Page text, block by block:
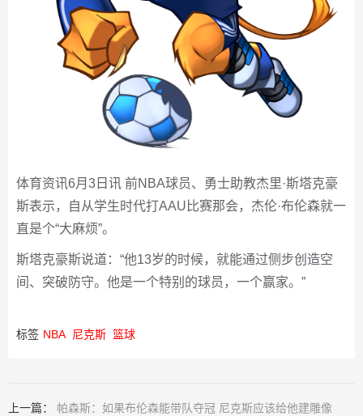
体育资讯6月3日讯 前NBA球员、勇士助教杰里·斯塔克豪
斯表示，自从学生时代打AAU比赛那会，杰伦·布伦森就一
直是个“大麻烦”。
斯塔克豪斯说道：“他13岁的时候，就能通过侧步创造空
间、突破防守。他是一个特别的球员，一个赢家。”
标签 NBA 尼克斯 篮球
上一篇： 帕森斯：如果布伦森能带队夺冠 尼克斯应该给他建雕像